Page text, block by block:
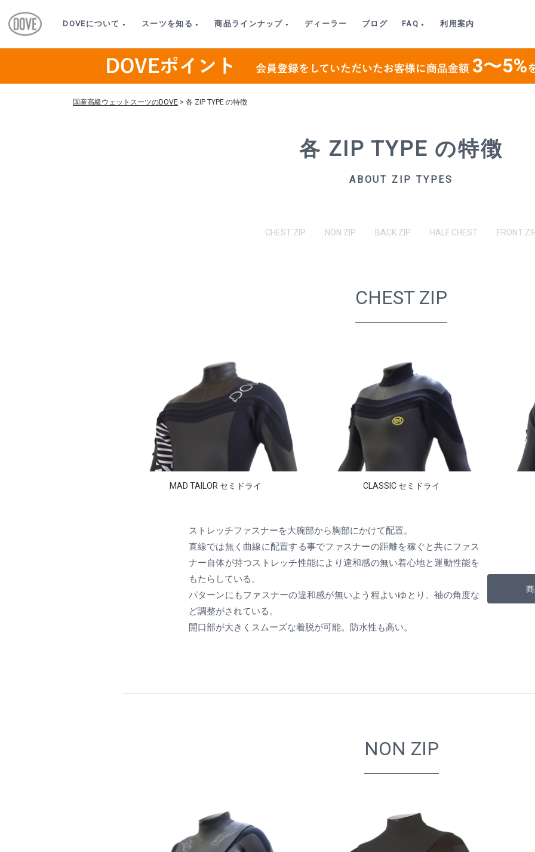
DOVEについて スーツを知る 商品ラインナップ ディーラー ブログ FAQ 利用案内
国産高級ウェットスーツのDOVE > 各 ZIP TYPE の特徴
各 ZIP TYPE の特徴
ABOUT ZIP TYPES
CHEST ZIP NON ZIP BACK ZIP HALF CHEST FRONT
CHEST ZIP
MAD TAILOR セミドライ CLASSIC セミドライ
ストレッチファスナーを大腕部から胸部にかけて配置。
直線では無く曲線に配置する事でファスナーの距離を稼ぐと共にファス
ナー自体が持つストレッチ性能により違和感の無い着心地と運動性能を
もたらしている。
パターンにもファスナーの違和感が無いよう程よいゆとり、袖の角度な
ど調整がされている。
開口部が大きくスムーズな着脱が可能。防水性も高い。
NON ZIP